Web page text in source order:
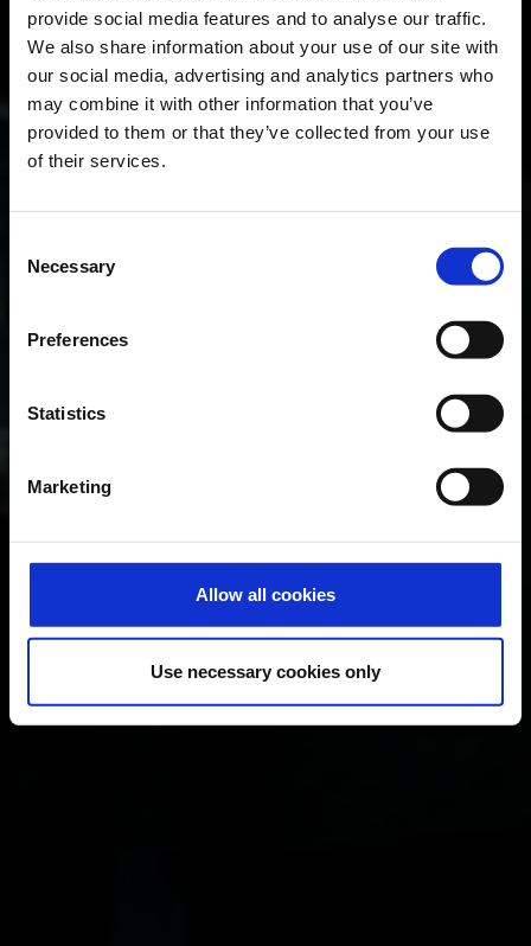
provide social media features and to analyse our traffic.
We also share information about your use of our site with
our social media, advertising and analytics partners who
may combine it with other information that you’ve
provided to them or that they’ve collected from your use
of their services.
Selection
Necessary
Preferences
Statistics
Marketing
Allow all cookies
Use necessary cookies only